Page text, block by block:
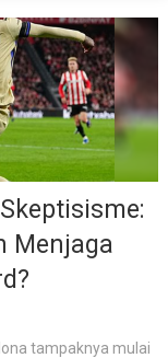
Menjaga
tampaknya mulai